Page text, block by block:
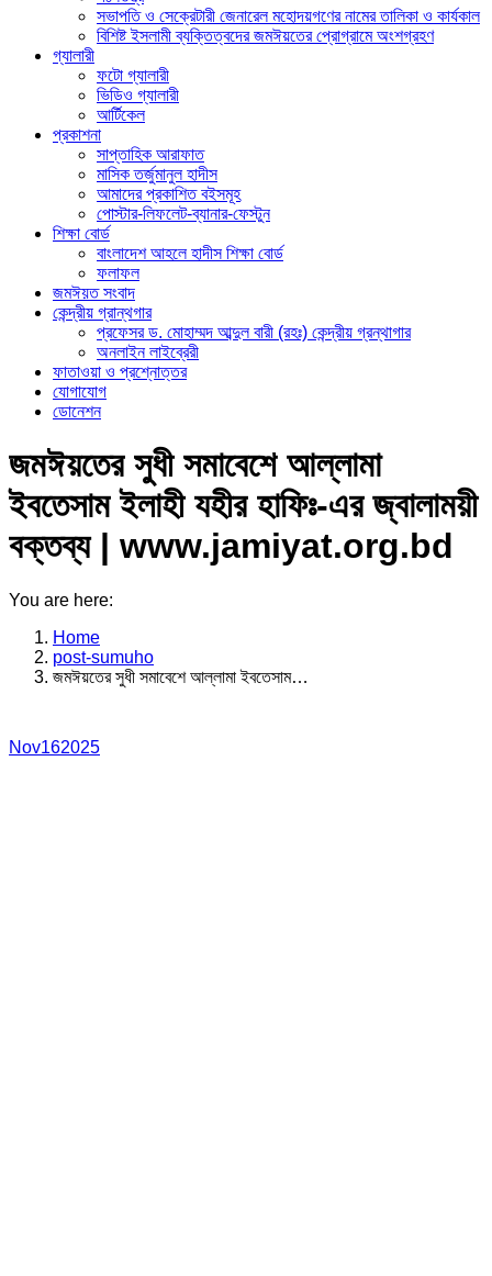
সভাপতি ও সেক্রেটারী জেনারেল মহোদয়গণের নামের তালিকা ও কার্যকাল
বিশিষ্ট ইসলামী ব্যক্তিত্বদের জমঈয়তের প্রোগ্রামে অংশগ্রহণ
গ্যালারী
ফটো গ্যালারী
ভিডিও গ্যালারী
আর্টিকেল
প্রকাশনা
সাপ্তাহিক আরাফাত
মাসিক তর্জুমানুল হাদীস
আমাদের প্রকাশিত বইসমূহ
পোস্টার-লিফলেট-ব্যানার-ফেস্টুন
শিক্ষা বোর্ড
বাংলাদেশ আহলে হাদীস শিক্ষা বোর্ড
ফলাফল
জমঈয়ত সংবাদ
কেন্দ্রীয় গ্রান্থগার
প্রফেসর ড. মোহাম্মদ আব্দুল বারী (রহঃ) কেন্দ্রীয় গ্রন্থাগার
অনলাইন লাইব্রেরী
ফাতাওয়া ও প্রশ্নোত্তর
যোগাযোগ
ডোনেশন
জমঈয়তের সুধী সমাবেশে আল্লামা
ইবতেসাম ইলাহী যহীর হাফিঃ-এর জ্বালাময়ী
বক্তব্য | www.jamiyat.org.bd
You are here:
Home
post-sumuho
জমঈয়তের সুধী সমাবেশে আল্লামা ইবতেসাম…
Nov162025